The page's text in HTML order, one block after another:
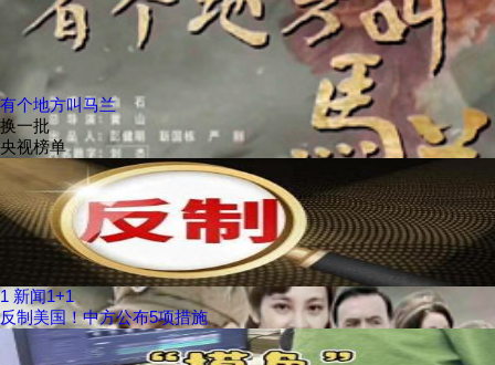
有个地方叫马兰
换一批
央视榜单
1 新闻1+1
反制美国！中方公布5项措施